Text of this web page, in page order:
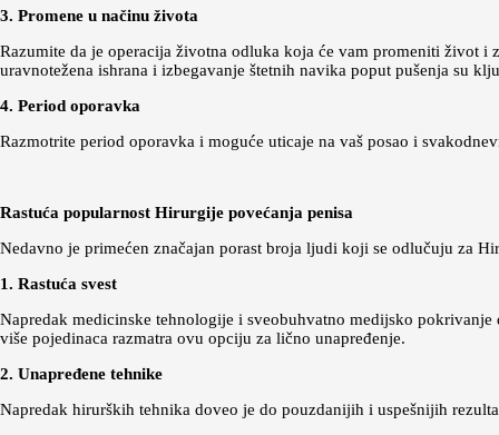
3. Promene u načinu života
Razumite da je operacija životna odluka koja će vam promeniti život i
uravnotežena ishrana i izbegavanje štetnih navika poput pušenja su
4. Period oporavka
Razmotrite period oporavka i moguće uticaje na vaš posao i
Rastuća popularnost Hirurgije povećanja penisa
Nedavno je primećen značajan porast broja ljudi koji se odlučuju za
1. Rastuća svest
Napredak medicinske tehnologije i sveobuhvatno medijsko
više pojedinaca razmatra ovu opciju za lično unapređenje.
2. Unapređene tehnike
Napredak hirurških tehnika doveo je do pouzdanijih i uspešnijih